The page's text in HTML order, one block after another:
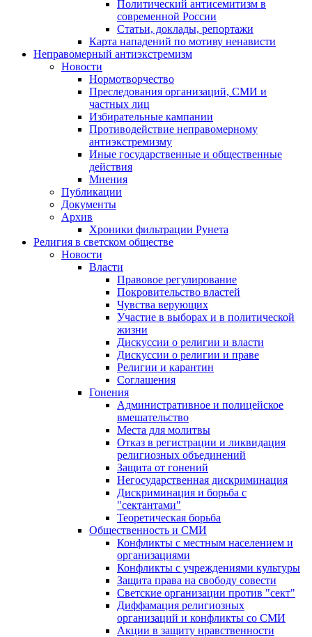
Политический антисемитизм в
современной России
Статьи, доклады, репортажи
Карта нападений по мотиву ненависти
Неправомерный антиэкстремизм
Новости
Нормотворчество
Преследования организаций, СМИ и
частных лиц
Избирательные кампании
Противодействие неправомерному
антиэкстремизму
Иные государственные и общественные
действия
Мнения
Публикации
Документы
Архив
Хроники фильтрации Рунета
Религия в светском обществе
Новости
Власти
Правовое регулирование
Покровительство властей
Чувства верующих
Участие в выборах и в политической
жизни
Дискуссии о религии и власти
Дискуссии о религии и праве
Религии и карантин
Соглашения
Гонения
Административное и полицейское
вмешательство
Места для молитвы
Отказ в регистрации и ликвидация
религиозных объединений
Защита от гонений
Негосударственная дискриминация
Дискриминация и борьба с
"сектантами"
Теоретическая борьба
Общественность и СМИ
Конфликты с местным населением и
организациями
Конфликты с учреждениями культуры
Защита права на свободу совести
Светские организации против "сект"
Диффамация религиозных
организаций и конфликты со СМИ
Акции в защиту нравственности